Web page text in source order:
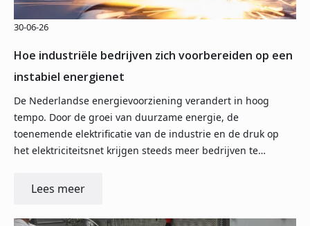
Hoe industriële bedrijven zich voorbereiden op een
instabiel energienet
30-06-26
De Nederlandse energievoorziening verandert in hoog
tempo. Door de groei van duurzame energie, de
toenemende elektrificatie van de industrie en de druk op
het elektriciteitsnet krijgen steeds meer bedrijven te…
Lees meer